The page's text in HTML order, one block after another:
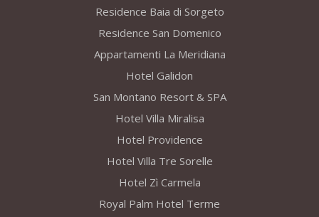
Residence Baia di Sorgeto
Residence San Domenico
Appartamenti La Meridiana
Hotel Galidon
San Montano Resort & SPA
Hotel Villa Miralisa
Hotel Providence
Hotel Villa Tre Sorelle
Hotel Zì Carmela
Royal Palm Hotel Terme